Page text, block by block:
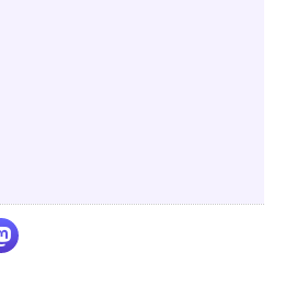
LinkedIn
via WhatsApp
Delen via Mastodon